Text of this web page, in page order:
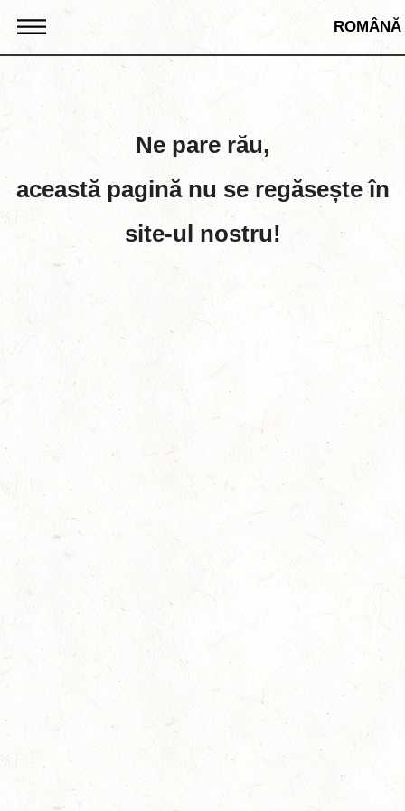
ROMÂNĂ
Ne pare rău,
această pagină nu se regăsește în
site-ul nostru!